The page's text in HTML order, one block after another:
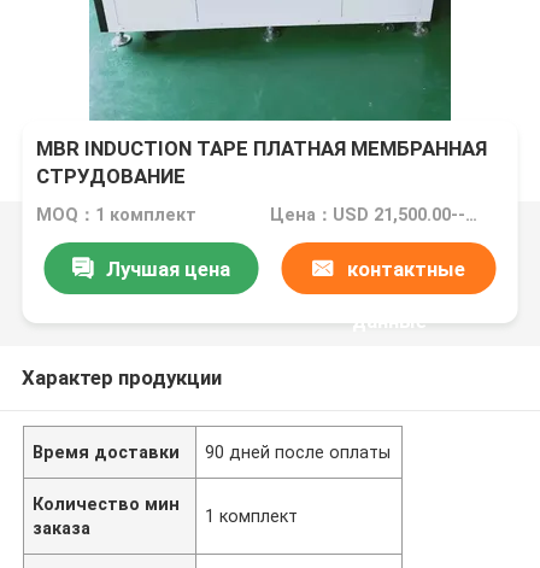
MBR INDUCTION TAPE ПЛАТНАЯ МЕМБРАННАЯ
СТРУДОВАНИЕ
MOQ：1 комплект Цена：USD 21,500.00--32,500.00 PER SET FOB
Лучшая цена контактные
данные
Характер продукции
Время доставки 90 дней после оплаты
Количество мин
заказа
1 комплект